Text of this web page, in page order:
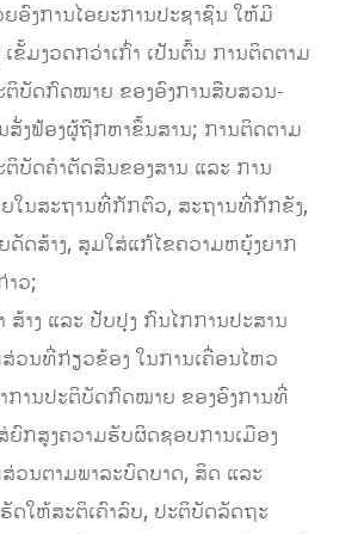
ອົງການໄອຍະການປະຊາຊົນ ໃຫ້ມີ
ຂັ້ມງວດກວ່າເກົ່າ ເປັນຕົ້ນ ການຕິດຕາມ
ຕິບັດກົດໝາຍ ຂອງອົງການສືບສວນ-
ງຟ້ອງຜູ້ຖືກຫາຂຶ້ນສານ; ການຕິດຕາມ
ບັດຄໍາຕັດສິນຂອງສານ ແລະ ການ
ໃນສະຖານທີ່ກັກຕົວ, ສະຖານທີ່ກັກຂັງ,
ດັດສ້າງ, ສຸມໃສ່ແກ້ໄຂຄວາມຫຍຸ້ງຍາກ
າວ;
ສ້າງ ແລະ ປັບປຸງ ກົນໄກການປະສານ
ວນທີ່ກ່ຽວຂ້ອງ ໃນການເຄື່ອນໄຫວ
ການປະຕິບັດກົດໝາຍ ຂອງອົງການທີ່
ຍົກສູງຄວາມຮັບຜິດຊອບການເມືອງ
ວນຕາມພາລະບົດບາດ, ສິດ ແລະ
ດໃຫ້ສະຕິເຄົາລົບ, ປະຕິບັດລັດຖະ